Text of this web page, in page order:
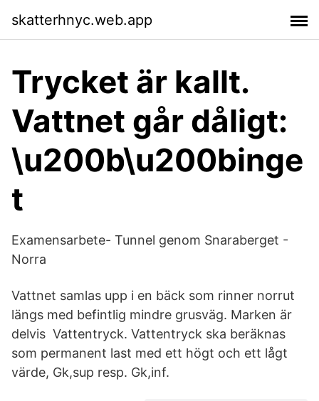
skatterhnyc.web.app
Trycket är kallt.
Vattnet går dåligt:
\u200b\u200binge
t
Examensarbete- Tunnel genom Snaraberget -
Norra
Vattnet samlas upp i en bäck som rinner norrut
längs med befintlig mindre grusväg. Marken är
delvis Vattentryck. Vattentryck ska beräknas
som permanent last med ett högt och ett lågt
värde, Gk,sup resp. Gk,inf.